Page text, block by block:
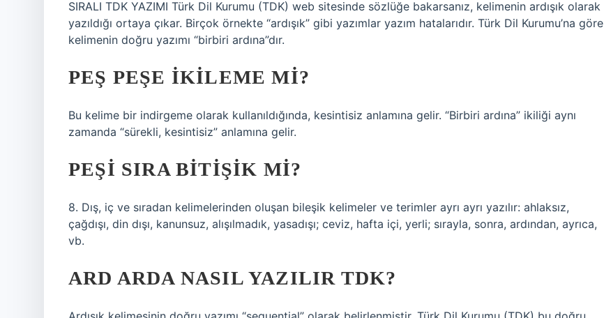
SIRALI TDK YAZIMI Türk Dil Kurumu (TDK) web sitesinde sözlüğe bakarsanız, kelimenin ardışık olarak
yazıldığı ortaya çıkar. Birçok örnekte “ardışık” gibi yazımlar yazım hatalarıdır. Türk Dil Kurumu’na göre
kelimenin doğru yazımı “birbiri ardına”dır.
PEŞ PEŞE IKILEME MI?
Bu kelime bir indirgeme olarak kullanıldığında, kesintisiz anlamına gelir. “Birbiri ardına” ikiliği aynı
zamanda “sürekli, kesintisiz” anlamına gelir.
PEŞI SIRA BITIŞIK MI?
8. Dış, iç ve sıradan kelimelerinden oluşan bileşik kelimeler ve terimler ayrı ayrı yazılır: ahlaksız,
çağdışı, din dışı, kanunsuz, alışılmadık, yasadışı; ceviz, hafta içi, yerli; sırayla, sonra, ardından, ayrıca,
vb.
ARD ARDA NASIL YAZILIR TDK?